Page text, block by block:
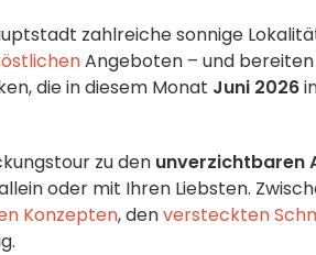
zahlreiche sonnige
Angeboten – und
die in diesem Monat Juni 2026
zu den unverzichtbaren
oder mit Ihren Liebsten.
Konzepten, denversteckten